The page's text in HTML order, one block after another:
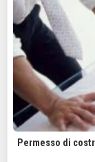
Permesso di